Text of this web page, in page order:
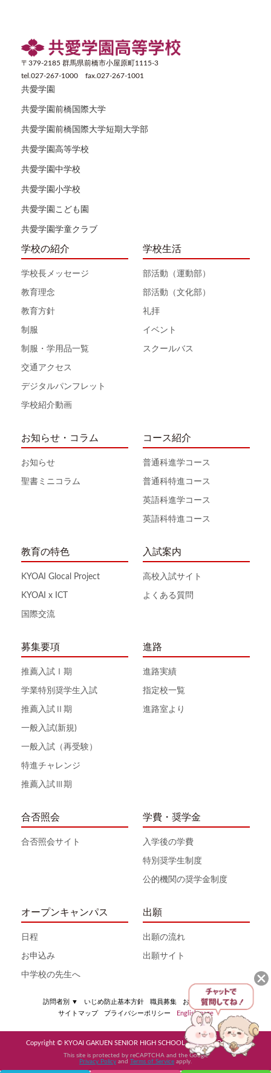
〒379-2185 群馬県前橋市小屋原町1115-3
tel.027-267-1000 fax.027-267-1001
共愛学園
共愛学園前橋国際大学
共愛学園前橋国際大学短期大学部
共愛学園高等学校
共愛学園中学校
共愛学園小学校
共愛学園こども園
共愛学園学童クラブ
学校の紹介
学校長メッセージ
教育理念
教育方針
制服
制服・学用品一覧
交通アクセス
デジタルパンフレット
学校紹介動画
学校生活
部活動（運動部）
部活動（文化部）
礼拝
イベント
スクールバス
お知らせ・コラム
お知らせ
聖書ミニコラム
コース紹介
普通科進学コース
普通科特進コース
英語科進学コース
英語科特進コース
教育の特色
KYOAI Glocal Project
KYOAI x ICT
国際交流
入試案内
高校入試サイト
よくある質問
募集要項
推薦入試Ⅰ期
学業特別奨学生入試
推薦入試Ⅱ期
一般入試(新規)
一般入試（再受験）
特進チャレンジ
推薦入試Ⅲ期
進路
進路実績
指定校一覧
進路室より
合否照会
合否照会サイト
学費・奨学金
入学後の学費
特別奨学生制度
公的機関の奨学金制度
オープンキャンパス
日程
お申込み
中学校の先生へ
出願
出願の流れ
出願サイト
訪問者別 ▼ いじめ防止基本方針 職員募集
お問い合わせ
サイトマップ
プライバシーポリシー English page
Copyright © KYOAI GAKUEN SENIOR HIGH SCHOOL All Rights Reserved
This site is protected by reCAPTCHA and the Google
Privacy Policy and Terms of Service apply.